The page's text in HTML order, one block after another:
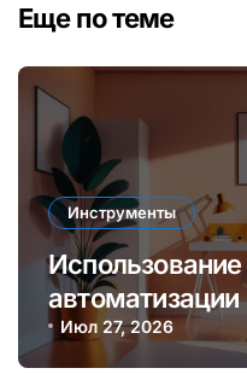
Еще по теме
Инструменты
автоматизации
и увеличения
Июл 27, 2026